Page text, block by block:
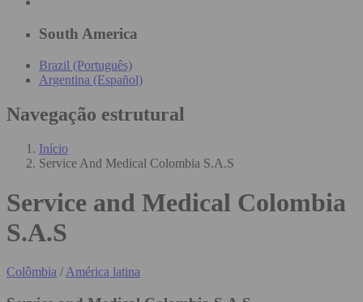
South America
Brazil (Português)
Argentina (Español)
Navegação estrutural
Início
Service And Medical Colombia S.A.S
Service and Medical Colombia
S.A.S
Colômbia /América latina